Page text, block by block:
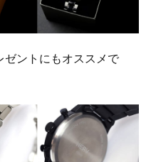
ゼントにもオススメで